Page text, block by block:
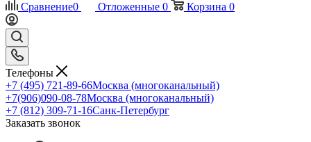
Сравнение0 Отложенные 0 Корзина 0
Телефоны
+7 (495) 721-89-66Москва (многоканальный)
+7(906)090-08-78Москва (многоканальный)
+7 (812) 309-71-16Санк-Петербург
Заказать звонок